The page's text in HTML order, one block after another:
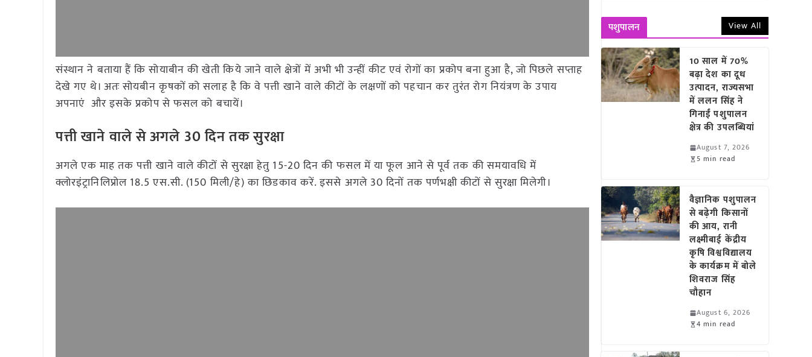
संस्थान ने बताया हैं कि सोयाबीन की खेती किये जाने वाले क्षेत्रों में अभी भी उन्हीं कीट एवं रोगों का प्रकोप बना हुआ है, जो पिछले सप्ताह
देखे गए थे। अतः सोयबीन कृषकों को सलाह है कि वे पत्ती खाने वाले कीटों के लक्षणों को पहचान कर तुरंत रोग नियंत्रण के उपाय
अपनाएं और इसके प्रकोप से फसल को बचायें।
पत्ती खाने वाले से अगले 30 दिन तक सुरक्षा
अगले एक माह तक पत्ती खाने वाले कीटों से सुरक्षा हेतु 15-20 दिन की फसल में या फूल आने से पूर्व तक की समयावधि में
क्लोरइंट्रानिलिप्रोल 18.5 एस.सी. (150 मिली/हे) का छिडकाव करें. इससे अगले 30 दिनों तक पर्णभक्षी कीटों से सुरक्षा मिलेगी।
पशुपालन View All
10 साल में 70%
बढ़ा देश का दूध
उत्पादन, राज्यसभा
में ललन सिंह ने
गिनाईं पशुपालन
क्षेत्र की उपलब्धियां
August 7, 2026
5 min read
वैज्ञानिक पशुपालन
से बढ़ेगी किसानों
की आय, रानी
लक्ष्मीबाई केंद्रीय
कृषि विश्वविद्यालय
के कार्यक्रम में बोले
शिवराज सिंह
चौहान
August 6, 2026
4 min read